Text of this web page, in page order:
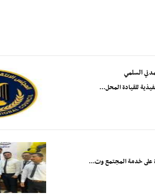
السلمي
للقيادة المحل...
على خدمة المجتمع وت...